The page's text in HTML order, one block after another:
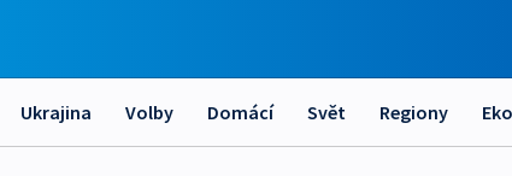
Ukrajina Volby Domácí Svět Regiony